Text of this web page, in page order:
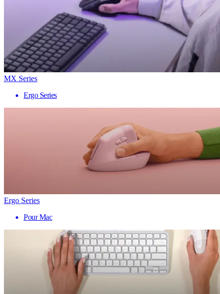
MX Series
Ergo Series
Ergo Series
Pour Mac